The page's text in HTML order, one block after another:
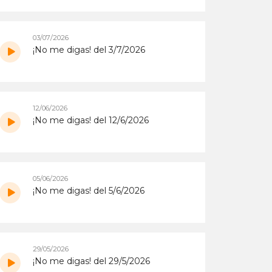
03/07/2026
¡No me digas! del 3/7/2026
12/06/2026
¡No me digas! del 12/6/2026
05/06/2026
¡No me digas! del 5/6/2026
29/05/2026
¡No me digas! del 29/5/2026